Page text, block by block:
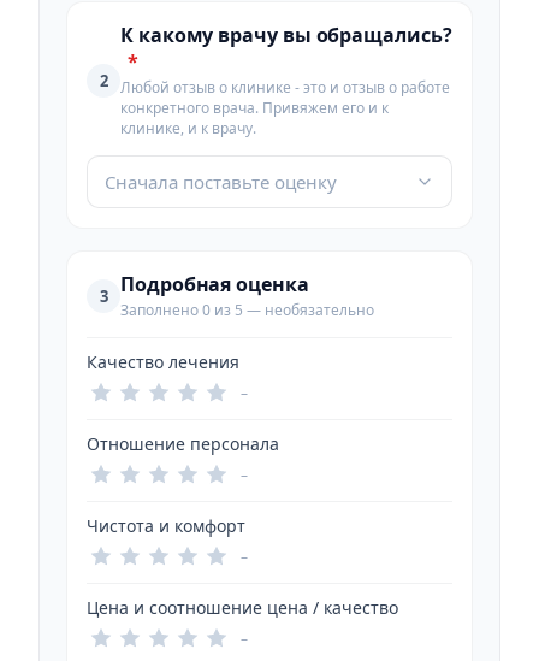
2
К какому врачу вы обращались?
*
Любой отзыв о клинике - это и отзыв о работе
конкретного врача. Привяжем его и к
клинике, и к врачу.
Сначала поставьте оценку
3 Подробная оценка
Заполнено 0 из 5 — необязательно
Качество лечения
–
Отношение персонала
–
Чистота и комфорт
–
Цена и соотношение цена / качество
–